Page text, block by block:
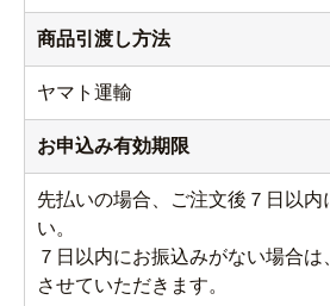
商品引渡し方法
ヤマト運輸
お申込み有効期限
先払いの場合、ご注文後７日以内
い。
７日以内にお振込みがない場合
させていただきます。